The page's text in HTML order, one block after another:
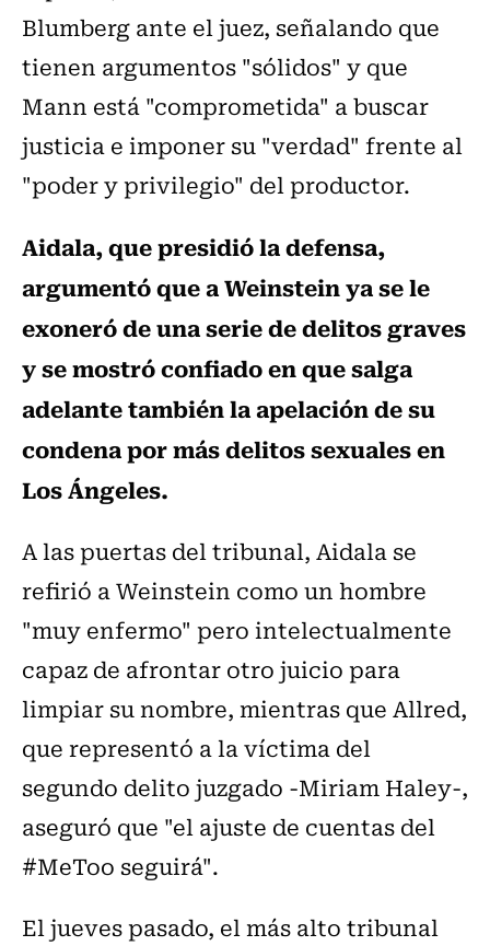
Blumberg ante el juez, señalando que
tienen argumentos "sólidos" y que
Mann está "comprometida" a buscar
justicia e imponer su "verdad" frente al
"poder y privilegio" del productor.
Aidala, que presidió la defensa,
argumentó que a Weinstein ya se le
exoneró de una serie de delitos graves
y se mostró confiado en que salga
adelante también la apelación de su
condena por más delitos sexuales en
Los Ángeles.
A las puertas del tribunal, Aidala se
refirió a Weinstein como un hombre
"muy enfermo" pero intelectualmente
capaz de afrontar otro juicio para
limpiar su nombre, mientras que Allred,
que representó a la víctima del
segundo delito juzgado -Miriam Haley-,
aseguró que "el ajuste de cuentas del
#MeToo seguirá".
El jueves pasado, el más alto tribunal